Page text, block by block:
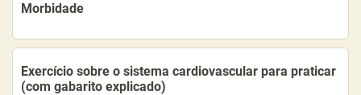
Morbidade
Exercício sobre o sistema cardiovascular para praticar
(com gabarito explicado)